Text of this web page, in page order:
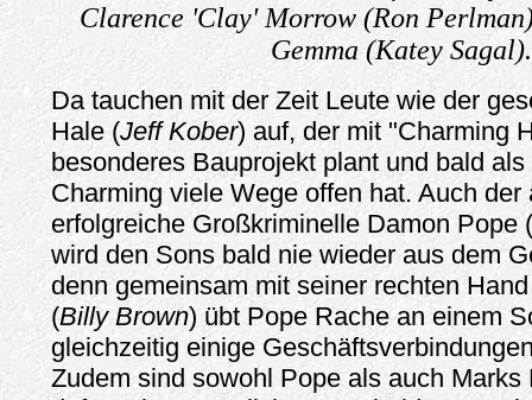
Clarence 'Clay' Morrow (Ron
Gemma (Katey Sagal).
Da tauchen mit der Zeit Leute wie der
Hale (Jeff Kober) auf, der mit "Charming
besonderes Bauprojekt plant und bald
Charming viele Wege offen hat. Auch der
erfolgreiche Großkriminelle Damon Pope (
wird den Sons bald nie wieder aus dem
denn gemeinsam mit seiner rechten
(Billy Brown) übt Pope Rache an einem
gleichzeitig einige
Zudem sind sowohl Pope als auch Marks